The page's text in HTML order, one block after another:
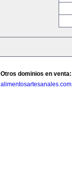
Otros dominios en venta:
alimentosartesanales.com